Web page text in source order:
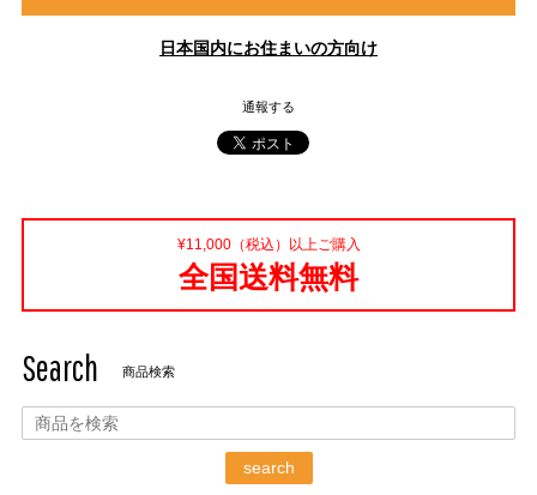
日本国内にお住まいの方向け
通報する
¥11,000（税込）以上ご購入
全国送料無料
Search 商品検索
search